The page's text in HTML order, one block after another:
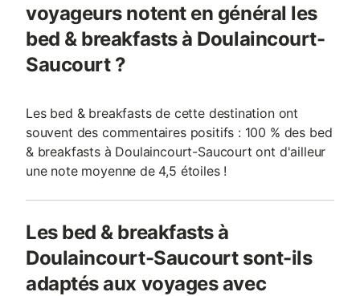
voyageurs notent en général les
bed & breakfasts à Doulaincourt-
Saucourt ?
Les bed & breakfasts de cette destination ont
souvent des commentaires positifs : 100 % des bed
& breakfasts à Doulaincourt-Saucourt ont d'ailleur
une note moyenne de 4,5 étoiles !
Les bed & breakfasts à
Doulaincourt-Saucourt sont-ils
adaptés aux voyages avec